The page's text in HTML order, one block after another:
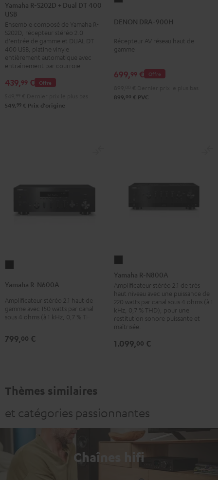
S202D
+
Dual
DT
400
Noir
Yamaha R-S202D + Dual DT 400
USB
Ensemble composé de Yamaha R-
S202D, récepteur stéréo 2.0
d'entrée de gamme et DUAL DT
400 USB, platine vinyle
entièrement automatique avec
entraînement par courroie
Offre
439,99 €
549, 99 € Prix d'origine
900H
DENON DRA-900H
Récepteur AV réseau haut de
gamme
Offre
699,99 €
899, 00 € PVC
N600A
Noir
Yamaha R-N600A
Amplificateur stéréo 2.1 haut de
gamme avec 150 watts par canal
sous 4 ohms (à 1 kHz, 0,7 % THD)
799,00 €
N800A
Noir
Yamaha R-N800A
Amplificateur stéréo 2.1 de très
haut niveau avec une puissance de
220 watts par canal sous 4 ohms (à 1
kHz, 0,7 % THD), pour une
restitution sonore puissante et
maîtrisée.
1.099,00 €
Thèmes similaires
et catégories passionnantes
Chaînes hifi